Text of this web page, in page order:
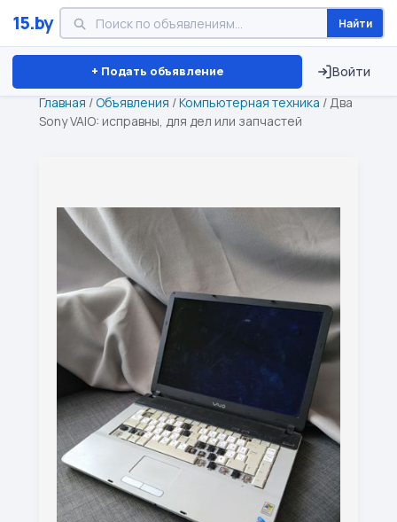
15.by Найти
+ Подать объявление Войти
Минск Витебск Брест ⏱ ТОЛЬКО 15 ДНЕЙ
Главная /Объявления /Компьютерная техника / Два
Sony VAIO: исправны, для дел или запчастей